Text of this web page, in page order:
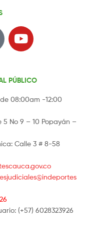
PÚBLICO
08:00am -12:00
5 No 9 – 10 Popayán –
Calle 3 # 8-58
(+57) 6028323926